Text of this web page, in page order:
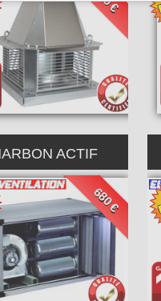
ACTIF
680 €